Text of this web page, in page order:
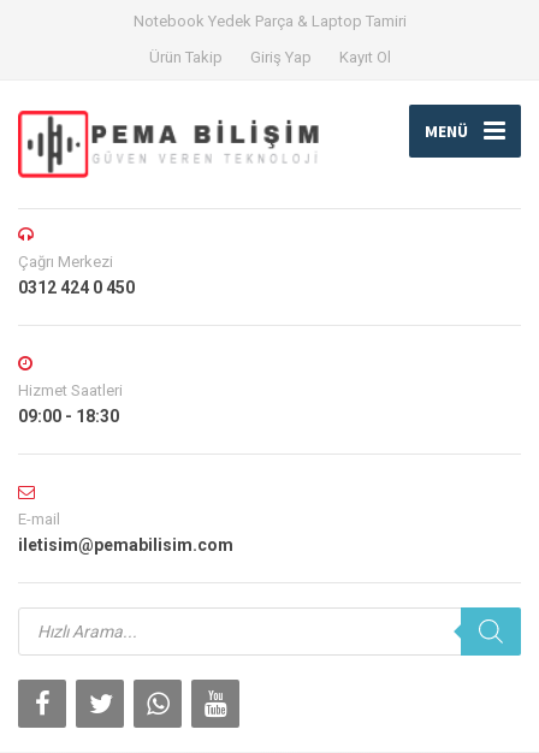
Notebook Yedek Parça & Laptop Tamiri
Ürün Takip
Giriş Yap Kayıt Ol
MENÜ
Çağrı Merkezi
0312 424 0 450
Hizmet Saatleri
09:00 - 18:30
E-mail
iletisim@pemabilisim.com
Products
search